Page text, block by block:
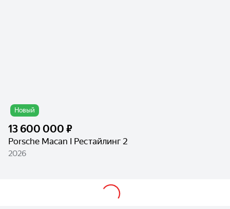
Новый
13 600 000 ₽
Porsche Macan I Рестайлинг 2
2026